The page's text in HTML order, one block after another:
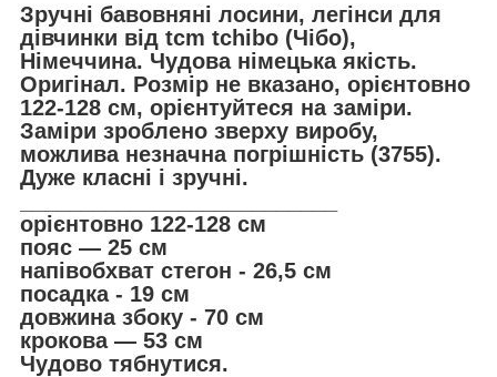
Зручні бавовняні лосини, легінси для
дівчинки від tcm tchibo (Чібо),
Німеччина. Чудова німецька якість.
Оригінал. Розмір не вказано, орієнтовно
122-128 см, орієнтуйтеся на заміри.
Заміри зроблено зверху виробу,
можлива незначна погрішність (3755).
Дуже класні і зручні.
орієнтовно 122-128 см
пояс — 25 см
напівобхват стегон - 26,5 см
посадка - 19 см
довжина збоку - 70 см
крокова — 53 см
Чудово тябнутися.